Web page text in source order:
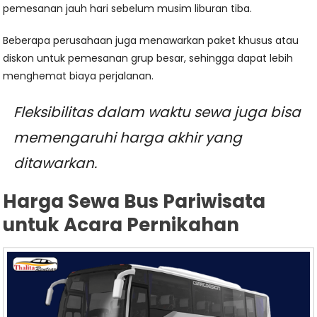
pemesanan jauh hari sebelum musim liburan tiba.
Beberapa perusahaan juga menawarkan paket khusus atau
diskon untuk pemesanan grup besar, sehingga dapat lebih
menghemat biaya perjalanan.
Fleksibilitas dalam waktu sewa juga bisa
memengaruhi harga akhir yang
ditawarkan.
Harga Sewa Bus Pariwisata
untuk Acara Pernikahan